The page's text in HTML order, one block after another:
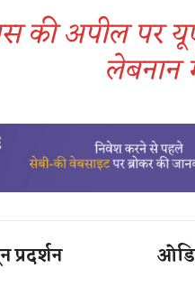
की अपील पर
लेबनान